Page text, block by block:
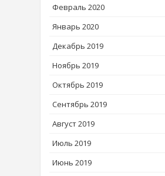
Февраль 2020
Январь 2020
Декабрь 2019
Ноябрь 2019
Октябрь 2019
Сентябрь 2019
Август 2019
Июль 2019
Июнь 2019